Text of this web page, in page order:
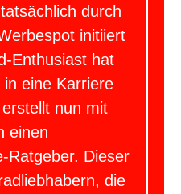
durch
initiiert
Enthusiast hat
eine Karriere
nun mit
einen
Ratgeber. Dieser
die